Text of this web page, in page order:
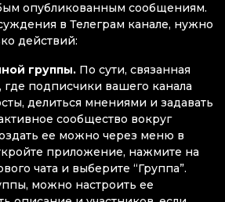
опубликованным сообщениям.
в Телеграм канале, нужно
действий:
группы. По сути, связанная
где подписчики вашего канала
делиться мнениями и задавать
сообщество вокруг
ее можно через меню в
приложение, нажмите на
чата и выберите “Группа”.
можно настроить ее